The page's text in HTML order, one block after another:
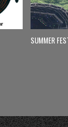
SUMMER